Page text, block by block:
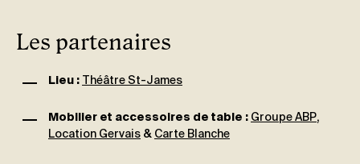
Les partenaires
Lieu : Théâtre St-James
Mobilier et accessoires de table : Groupe ABP,
Location Gervais & Carte Blanche